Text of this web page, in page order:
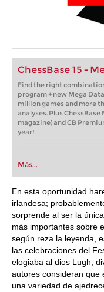
ChessBase 15 -
Find the right
program + new Mega
million games and more
analyses. Plus ChessBase
magazine) and CB
year!
Más...
En esta oportunidad
irlandesa;
sorprende al ser la
más importantes sobre
según reza la leyenda,
las celebraciones del
elogiaba al dios Lugh,
autores consideran que
una variedad de